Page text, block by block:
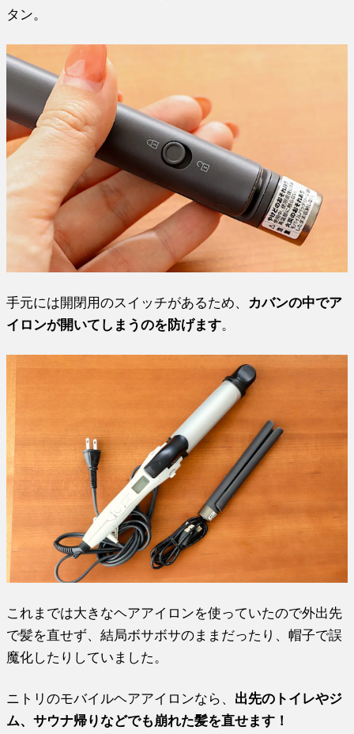
タン。
手元には開閉用のスイッチがあるため、 カバンの中でア
イロンが開いてしまうのを防げます。
これまでは大きなヘアアイロンを使っていたので外出先
で髪を直せず、結局ボサボサのままだったり、帽子で誤
魔化したりしていました。
ニトリのモバイルヘアアイロンなら、 出先のトイレやジ
ム、サウナ帰りなどでも崩れた髪を直せます！